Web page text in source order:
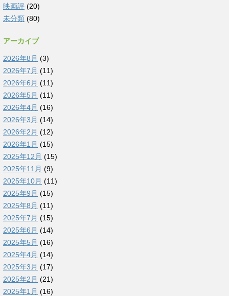
映画評 (20)
未分類 (80)
アーカイブ
2026年8月 (3)
2026年7月 (11)
2026年6月 (11)
2026年5月 (11)
2026年4月 (16)
2026年3月 (14)
2026年2月 (12)
2026年1月 (15)
2025年12月 (15)
2025年11月 (9)
2025年10月 (11)
2025年9月 (15)
2025年8月 (11)
2025年7月 (15)
2025年6月 (14)
2025年5月 (16)
2025年4月 (14)
2025年3月 (17)
2025年2月 (21)
2025年1月 (16)